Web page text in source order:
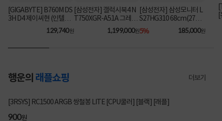
[GIGABYTE] B760M DS
3H D4 제이씨현 (인텔B7
129,740원
[삼성전자] 갤럭시북4 N
T750XGR-A51A 그레이
(i5-1335U/16GB/256G
B/FD) [기본제품] [최대
1,199,000원
[삼성전자] 삼성모니터 L
S27HG310 68cm(27인
치) FHD IPS 144Hz 사무
용 ▶ LS27F322 후속 모
5% 185,000원
행운의 래플쇼핑 더보기
200원
3048명 참여
[3RSYS] RC1500 ARGB 쌍철봉 LITE [CPU쿨러] [블랙] [래플]
900원
200원
900원